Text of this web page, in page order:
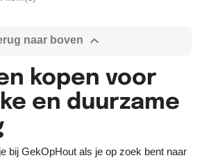
naar boven 
kopen voor
en duurzame
bij GekOpHout als je op zoek bent naar